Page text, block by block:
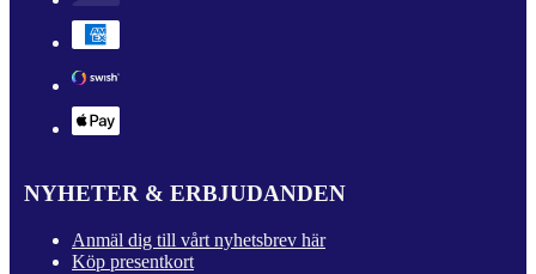
NYHETER & ERBJUDANDEN
Anmäl dig till vårt nyhetsbrev här
Köp presentkort